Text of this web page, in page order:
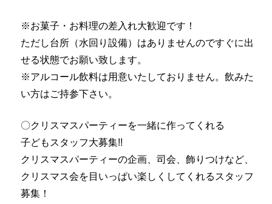
※お菓子・お料理の差入れ大歓迎です！
ただし台所（水回り設備） はありませんのですぐに出
せる状態でお願い致します。
※アルコール飲料は用意いたしておりません。飲みた
い方はご持参下さい。
〇クリスマスパーティーを一緒に作ってくれる
子どもスタッフ大募集!!
クリスマスパーティーの企画、司会、飾りつけなど、
クリスマス会を目いっぱい楽しくしてくれるスタッフ
募集！